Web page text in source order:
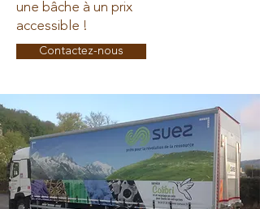
une bâche à un prix
accessible !
Contactez-nous